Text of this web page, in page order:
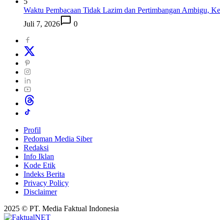
Waktu Pembacaan Tidak Lazim dan Pertimbangan Ambigu,
Juli 7, 2026
0
Profil
Pedoman Media Siber
Redaksi
Info Iklan
Kode Etik
Indeks Berita
Privacy Policy
Disclaimer
2025 © PT. Media Faktual Indonesia